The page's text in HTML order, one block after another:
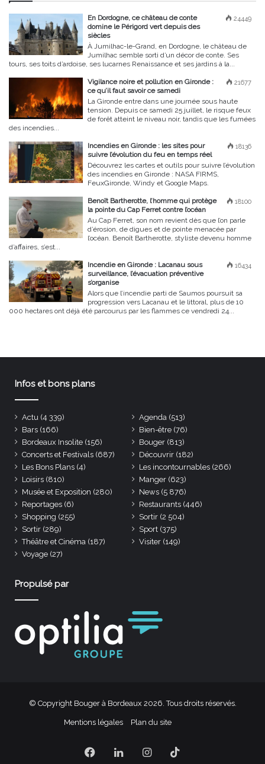
24449
En Dordogne, ce château de conte
domine le Périgord vert depuis des
siècles
À Jumilhac-le-Grand, en Dordogne, le château de
Jumilhac semble sorti d’un décor de conte. Ses
tours, ses toits d’ardoise, ses lucarnes Renaissance et ses jardins à la...
21677
Vigilance noire et pollution en Gironde :
ce qu’il faut savoir ce samedi
La Gironde entre dans une journée sous haute
tension. Depuis ce samedi 25 juillet, le risque feux
de forêt atteint le niveau noir, tandis que les fumées
des incendies...
18136
Incendies en Gironde : les sites pour
suivre l’évolution du feu en temps réel
Découvrez les cartes et outils pour suivre l’évolution
des incendies en Gironde : NASA FIRMS,
FeuxGironde, Windy et Google Maps.
18100
Benoît Bartherotte, l’homme qui protège
la pointe du Cap Ferret contre l’océan
Au Cap Ferret, son nom revient dès que l’on parle
d’érosion, de digues et de pointe menacée par
l’océan. Benoît Bartherotte, styliste devenu homme
d’affaires, s’est...
16434
Incendie en Gironde : Lacanau sous
surveillance, l’évacuation préventive
s’organise
Alors que l’incendie parti de Saumos poursuit sa
progression vers Lacanau et le littoral, plus de 10
000 hectares ont déjà été parcourus par les flammes ce vendredi 24...
Infos et bons plans
Actu (4 339) Agenda (513)
Bars (166) Bien-être (76)
Bordeaux Insolite (156) Bouger (813)
Concerts et Festivals (687) Découvrir (182)
Les Bons Plans (4) Les incontournables (266)
Loisirs (810) Manger (623)
Musée et Exposition (280) News (5 876)
Reportages (6) Restaurants (446)
Shopping (255) Sortir (2 504)
Sortir (289) Sport (375)
Théâtre et Cinéma (187) Visiter (149)
Voyage (27)
Propulsé par
© Copyright Bouger à Bordeaux 2026. Tous droits réservés.
Mentions légales Plan du site
Facebook
LinkedinInstagram